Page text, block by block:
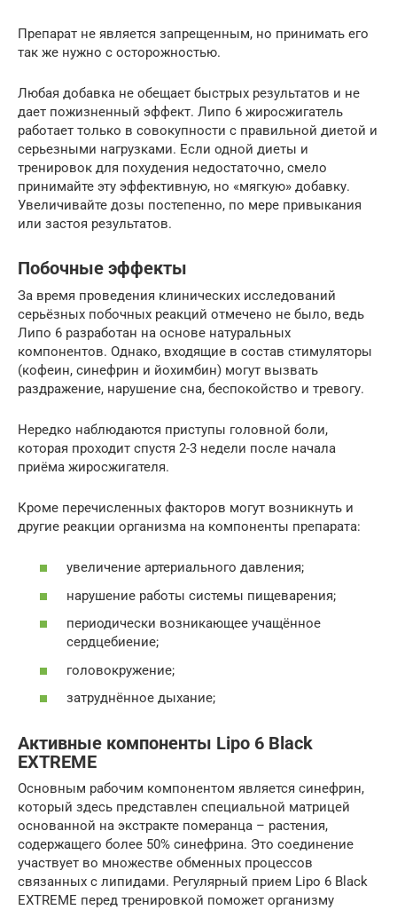
Препарат не является запрещенным, но принимать его
так же нужно с осторожностью.
Любая добавка не обещает быстрых результатов и не
дает пожизненный эффект. Липо 6 жиросжигатель
работает только в совокупности с правильной диетой и
серьезными нагрузками. Если одной диеты и
тренировок для похудения недостаточно, смело
принимайте эту эффективную, но «мягкую» добавку.
Увеличивайте дозы постепенно, по мере привыкания
или застоя результатов.
Побочные эффекты
За время проведения клинических исследований
серьёзных побочных реакций отмечено не было, ведь
Липо 6 разработан на основе натуральных
компонентов. Однако, входящие в состав стимуляторы
(кофеин, синефрин и йохимбин) могут вызвать
раздражение, нарушение сна, беспокойство и тревогу.
Нередко наблюдаются приступы головной боли,
которая проходит спустя 2-3 недели после начала
приёма жиросжигателя.
Кроме перечисленных факторов могут возникнуть и
другие реакции организма на компоненты препарата:
увеличение артериального давления;
нарушение работы системы пищеварения;
периодически возникающее учащённое
сердцебиение;
головокружение;
затруднённое дыхание;
Активные компоненты Lipo 6 Black
EXTREME
Основным рабочим компонентом является синефрин,
который здесь представлен специальной матрицей
основанной на экстракте померанца – растения,
содержащего более 50% синефрина. Это соединение
участвует во множестве обменных процессов
связанных с липидами. Регулярный прием Lipo 6 Black
EXTREME перед тренировкой поможет организму